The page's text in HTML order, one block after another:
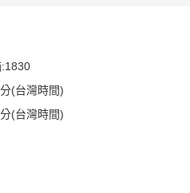
:1830
(台灣時間)
(台灣時間)